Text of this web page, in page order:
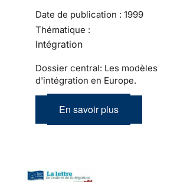
Date de publication : 1999
Thématique :
Intégration
Dossier central: Les modèles
d'intégration en Europe.
En savoir plus